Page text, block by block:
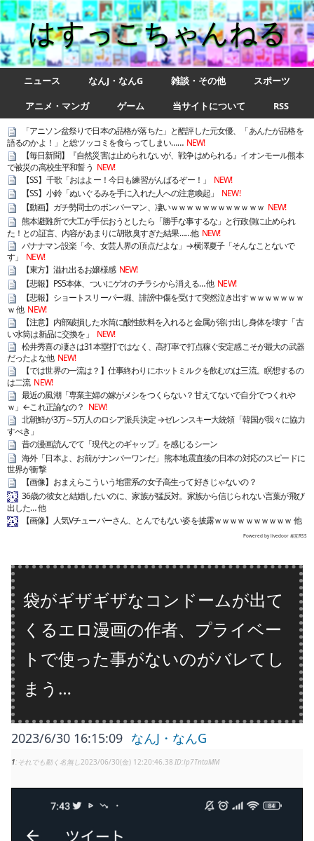
はすっこちゃんねる
ニュース なんJ・なんG 雑談・その他
スポーツ
アニメ・マンガ
ゲーム 当サイトについて RSS
「アニソン盆祭りで日本の品格が落ちた」と酷評した元女優、「あんたが品格を
語るのかよ！」と総ツッコミを食らってしまい…… NEW!
【毎日新聞】『自然災害は止められないが、戦争はめられる』イオンモール熊本
で被災の高校生平和誓う NEW!
【SS】千歌「おはよー！今日も練習がんばるぞー！」
NEW!
【SS】小鈴「ぬいぐるみを手に入れた人への注意喚起」
NEW!
【動画】ガチ勢同士のボンバーマン、凄いｗｗｗｗｗｗｗｗｗｗｗｗ NEW!
熊本避難所で大工が手伝おうとしたら「勝手な事するな」と行政側に止められ
た！との証言、内容があまりに胡散臭すぎた結果……他 NEW!
バナナマン設楽「今、女芸人界の頂点だよな」→横澤夏子「そんなことないで
す」
NEW!
【東方】溢れ出るお嬢様感 NEW!
【悲報】PS5本体、ついにゲオのチラシから消える… 他 NEW!
【悲報】ショートスリーパー堀、誹謗中傷を受けて突然泣き出すｗｗｗｗｗｗｗ
ｗ 他 NEW!
【注意】内部破損した水筒に酸性飲料を入れると金属が溶け出し身体を壊す「古
い水筒は新品に交換を」
NEW!
松井秀喜の凄さは31本塁打ではなく、高打率で打点稼ぐ安定感こそが最大の武器
だったよな他 NEW!
【では世界の一流は？】仕事終わりにホットミルクを飲むのは三流。瞑想するの
は二流 NEW!
最近の風潮「専業主婦の嫁がメシをつくらない？甘えてないで自分でつくれや
ｗ」←これ正論なの？ NEW!
北朝鮮が3万～5万人のロシア派兵決定 →ゼレンスキー大統領「韓国が我々に協力
すべき」
昔の漫画読んでて「現代とのギャップ」を感じるシーン
海外「日本よ、お前がナンバーワンだ」 熊本地震直後の日本の対応のスピードに
世界が衝撃
【画像】おまえらこういう地雷系の女子高生って好きじゃないの？
36歳の彼女と結婚したいのに、家族が猛反対。家族から信じられない言葉が飛び
出した… 他
【画像】人気Vチューバーさん、とんでもない姿を披露ｗｗｗｗｗｗｗｗｗｗ 他
Powered by livedoor 相互RSS
袋がギザギザなコンドームが出て
くるエロ漫画の作者、プライベー
トで使った事がないのがバレてし
まう…
2023/6/30 16:15:09 なんJ・なんG
1 それでも動く名無し 2023/06/30(金) 12:20:46.38 lp7TntaMM